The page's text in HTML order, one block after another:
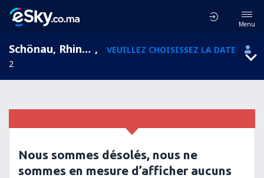
Menu
Schönau, Rhineland-Palatinate, Allemagne ,
VEUILLEZ CHOISISSEZ LA DATE
2
Nous sommes désolés, nous ne
sommes en mesure d’afficher aucuns